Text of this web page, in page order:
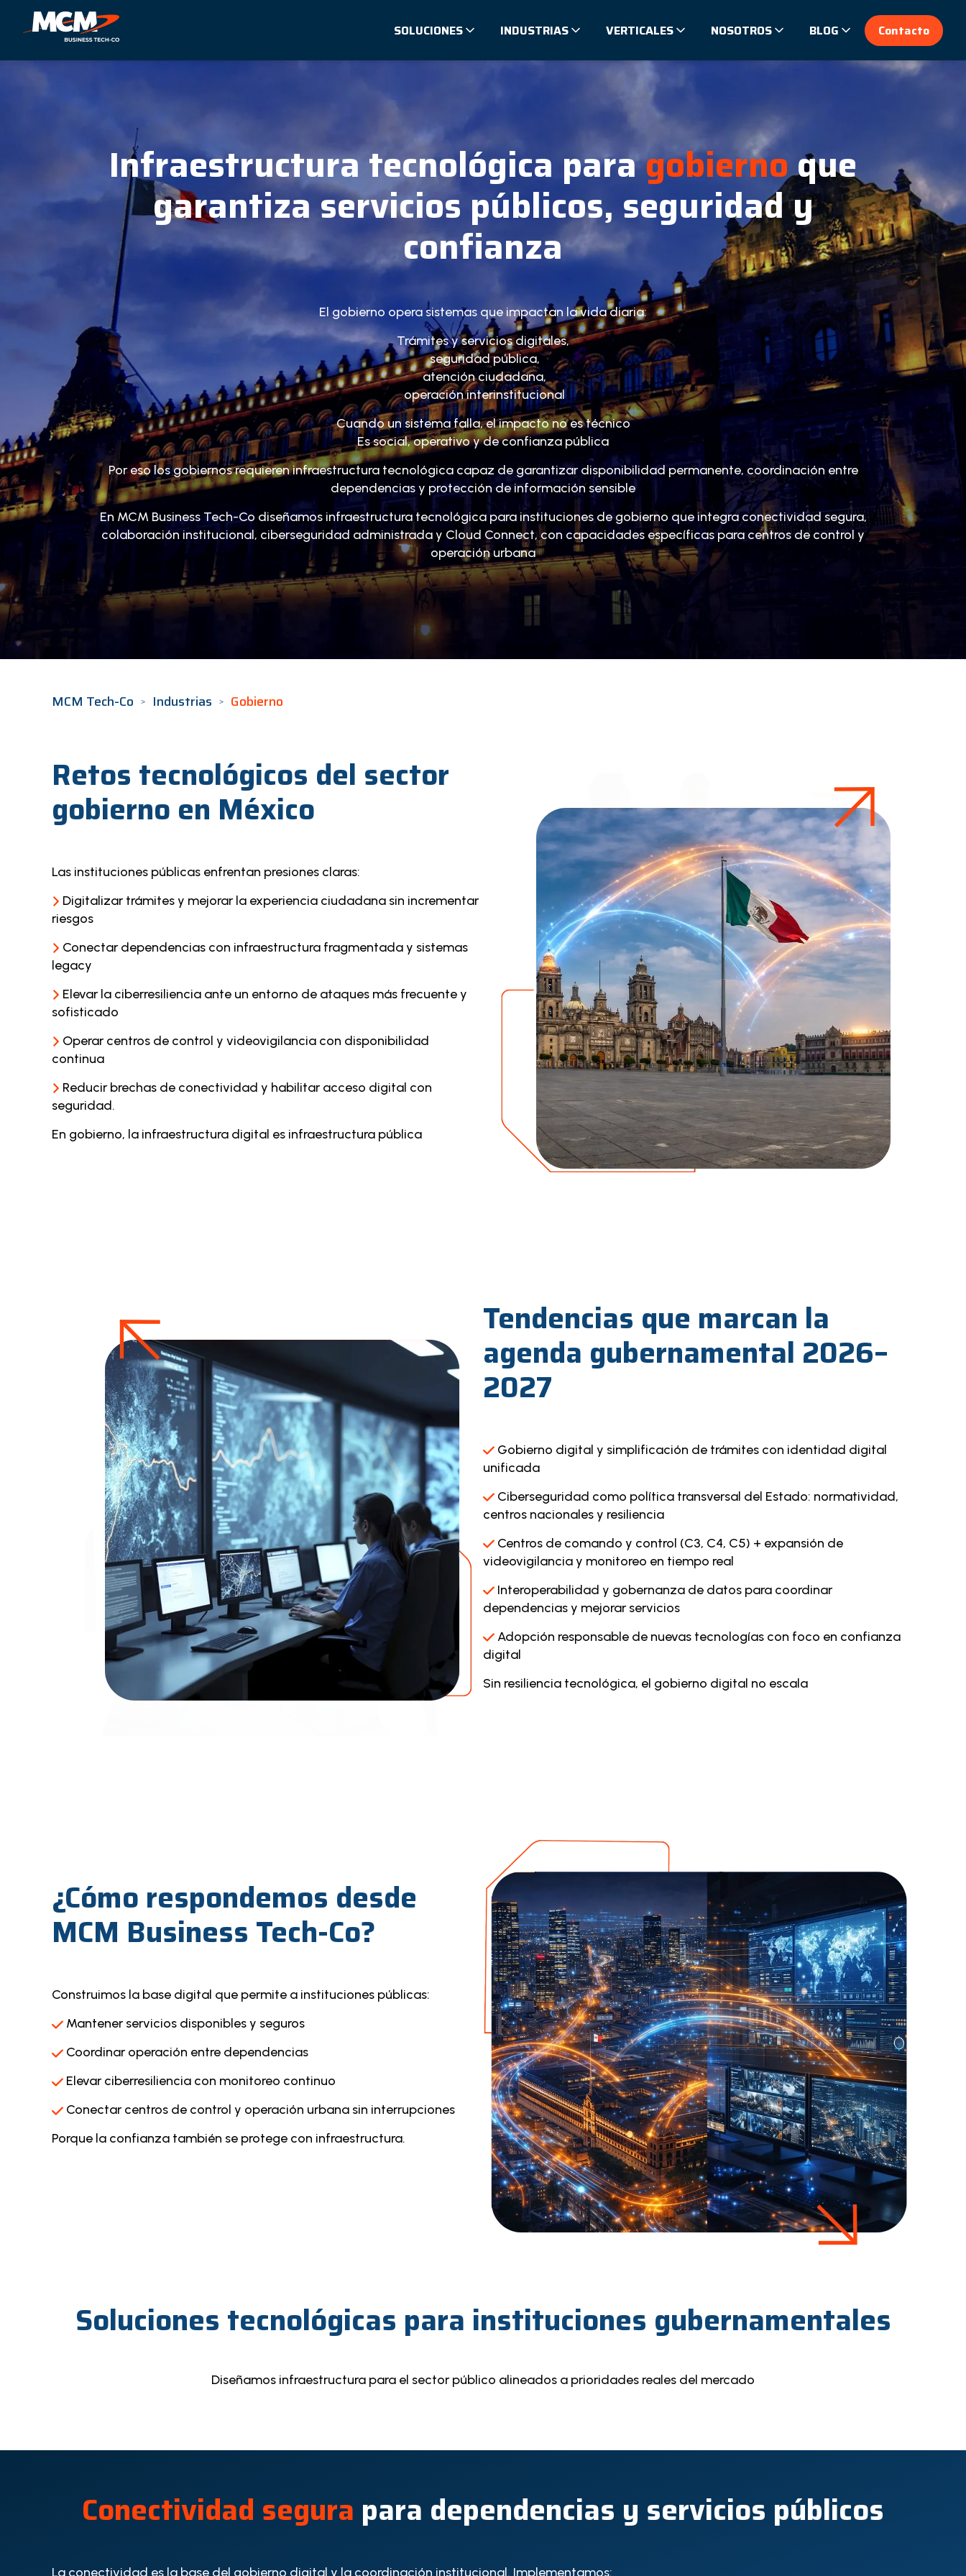
SOLUCIONES INDUSTRIAS VERTICALES NOSOTROS BLOG Contacto
Infraestructura tecnológica paragobiernoque
garantiza servicios públicos, seguridad y
confianza
El gobierno opera sistemas que impactan la vida diaria:
Trámites y servicios digitales,
seguridad pública,
atención ciudadana,
operación interinstitucional
Cuando un sistema falla, el impacto no es técnico
Es social, operativo y de confianza pública
Por eso los gobiernos requieren infraestructura tecnológica capaz de garantizar disponibilidad permanente, coordinación entre
dependencias y protección de información sensible
En MCM Business Tech-Co diseñamos infraestructura tecnológica para instituciones de gobierno que integra conectividad segura,
colaboración institucional, ciberseguridad administrada y Cloud Connect, con capacidades específicas para centros de control y
operación urbana
MCM Tech-Co Industrias Gobierno
Retos tecnológicos del sector
gobierno en México
Las instituciones públicas enfrentan presiones claras:
Digitalizar trámites y mejorar la experiencia ciudadana sin incrementar
riesgos
Conectar dependencias con infraestructura fragmentada y sistemas
legacy
Elevar la ciberresiliencia ante un entorno de ataques más frecuente y
sofisticado
Operar centros de control y videovigilancia con disponibilidad
continua
Reducir brechas de conectividad y habilitar acceso digital con
seguridad.
En gobierno, la infraestructura digital es infraestructura pública
Tendencias que marcan la
agenda gubernamental 2026–
2027
Gobierno digital y simplificación de trámites con identidad digital
unificada
Ciberseguridad como política transversal del Estado: normatividad,
centros nacionales y resiliencia
Centros de comando y control (C3, C4, C5) + expansión de
videovigilancia y monitoreo en tiempo real
Interoperabilidad y gobernanza de datos para coordinar
dependencias y mejorar servicios
Adopción responsable de nuevas tecnologías con foco en confianza
digital
Sin resiliencia tecnológica, el gobierno digital no escala
¿Cómo respondemos desde
MCM Business Tech-Co?
Construimos la base digital que permite a instituciones públicas:
Mantener servicios disponibles y seguros
Coordinar operación entre dependencias
Elevar ciberresiliencia con monitoreo continuo
Conectar centros de control y operación urbana sin interrupciones
Porque la confianza también se protege con infraestructura.
Soluciones tecnológicas para instituciones gubernamentales
Diseñamos infraestructura para el sector público alineados a prioridades reales del mercado
Conectividad segura para dependencias y servicios públicos
La conectividad es la base del gobierno digital y la coordinación institucional. Implementamos: